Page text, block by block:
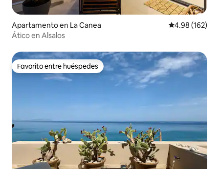
Apartamento en La Canea Calificación
4.98 (162)
Ático en Alsalos
Favorito entre huéspedes
Favorito entre huéspedes